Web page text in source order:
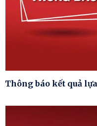
Thông báo kết quả